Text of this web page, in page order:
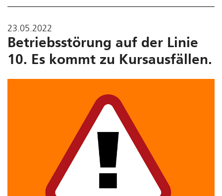
23.05.2022
Betriebsstörung auf der Linie
10. Es kommt zu Kursausfällen.